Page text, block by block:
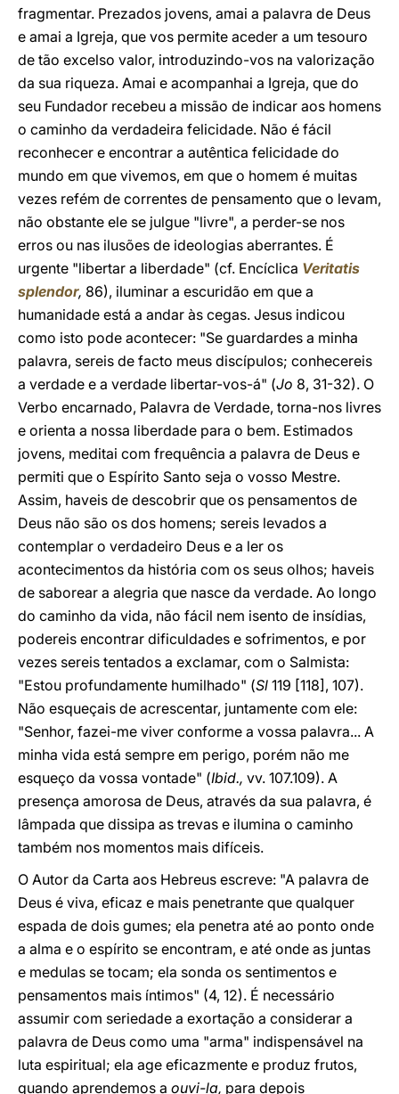
fragmentar. Prezados jovens, amai a palavra de Deus
e amai a Igreja, que vos permite aceder a um tesouro
de tão excelso valor, introduzindo-vos na valorização
da sua riqueza. Amai e acompanhai a Igreja, que do
seu Fundador recebeu a missão de indicar aos homens
o caminho da verdadeira felicidade. Não é fácil
reconhecer e encontrar a autêntica felicidade do
mundo em que vivemos, em que o homem é muitas
vezes refém de correntes de pensamento que o levam,
não obstante ele se julgue "livre", a perder-se nos
erros ou nas ilusões de ideologias aberrantes. É
urgente "libertar a liberdade" (cf. Encíclica Veritatis
splendor, 86), iluminar a escuridão em que a
humanidade está a andar às cegas. Jesus indicou
como isto pode acontecer: "Se guardardes a minha
palavra, sereis de facto meus discípulos; conhecereis
a verdade e a verdade libertar-vos-á" (Jo 8, 31-32). O
Verbo encarnado, Palavra de Verdade, torna-nos livres
e orienta a nossa liberdade para o bem. Estimados
jovens, meditai com frequência a palavra de Deus e
permiti que o Espírito Santo seja o vosso Mestre.
Assim, haveis de descobrir que os pensamentos de
Deus não são os dos homens; sereis levados a
contemplar o verdadeiro Deus e a ler os
acontecimentos da história com os seus olhos; haveis
de saborear a alegria que nasce da verdade. Ao longo
do caminho da vida, não fácil nem isento de insídias,
podereis encontrar dificuldades e sofrimentos, e por
vezes sereis tentados a exclamar, com o Salmista:
"Estou profundamente humilhado" (Sl 119 [118], 107).
Não esqueçais de acrescentar, juntamente com ele:
"Senhor, fazei-me viver conforme a vossa palavra... A
minha vida está sempre em perigo, porém não me
esqueço da vossa vontade" (Ibid., vv. 107.109). A
presença amorosa de Deus, através da sua palavra, é
lâmpada que dissipa as trevas e ilumina o caminho
também nos momentos mais difíceis.
O Autor da Carta aos Hebreus escreve: "A palavra de
Deus é viva, eficaz e mais penetrante que qualquer
espada de dois gumes; ela penetra até ao ponto onde
a alma e o espírito se encontram, e até onde as juntas
e medulas se tocam; ela sonda os sentimentos e
pensamentos mais íntimos" (4, 12). É necessário
assumir com seriedade a exortação a considerar a
palavra de Deus como uma "arma" indispensável na
luta espiritual; ela age eficazmente e produz frutos,
quando aprendemos a ouvi-la, para depois